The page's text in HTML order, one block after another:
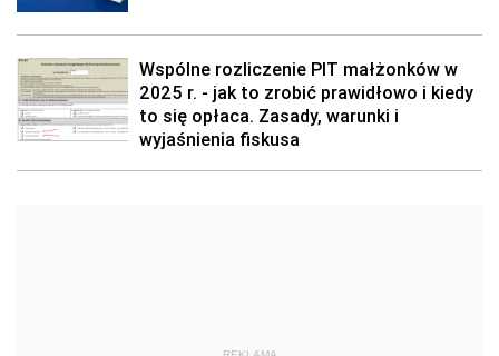
Wspólne rozliczenie PIT małżonków w
2025 r. - jak to zrobić prawidłowo i kiedy
to się opłaca. Zasady, warunki i
wyjaśnienia fiskusa